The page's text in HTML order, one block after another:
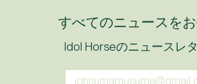
すべてのニュースをお
Idol Horseのニュースレ